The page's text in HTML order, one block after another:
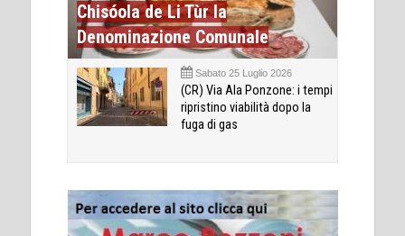
Chisóola de Li Tùr la
Denominazione Comunale
Sabato 25 Luglio 2026
(CR) Via Ala Ponzone: i tempi
ripristino viabilità dopo la
fuga di gas